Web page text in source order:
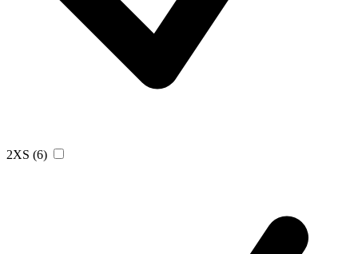
2XS (6)